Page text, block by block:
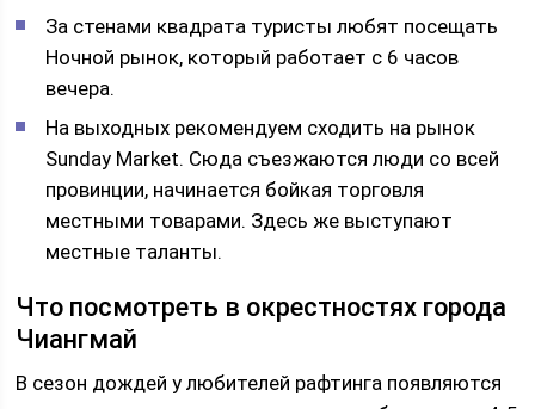
За стенами квадрата туристы любят посещать
Ночной рынок, который работает с 6 часов
вечера.
На выходных рекомендуем сходить на рынок
Sunday Market. Сюда съезжаются люди со всей
провинции, начинается бойкая торговля
местными товарами. Здесь же выступают
местные таланты.
Что посмотреть в окрестностях города
Чиангмай
В сезон дождей у любителей рафтинга появляются